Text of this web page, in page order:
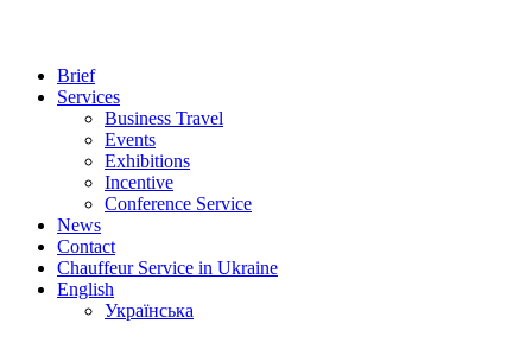
Brief
Services
Business Travel
Events
Exhibitions
Incentive
Conference Service
News
Contact
Chauffeur Service in Ukraine
English
Українська